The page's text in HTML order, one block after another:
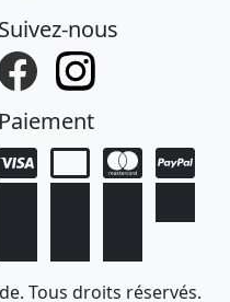
Suivez-nous
Paiement
Tous droits réservés.